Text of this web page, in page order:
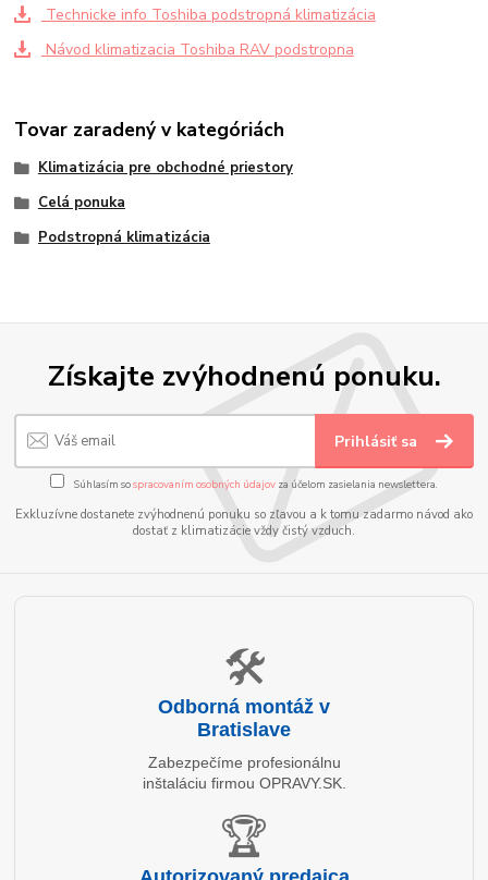
Technicke info Toshiba podstropná klimatizácia
Návod klimatizacia Toshiba RAV podstropna
Tovar zaradený v kategóriách
Klimatizácia pre obchodné priestory
Celá ponuka
Podstropná klimatizácia
Získajte zvýhodnenú ponuku.
Prihlásiť sa
Súhlasím sospracovaním osobných údajov za účelom zasielania newslettera.
Exkluzívne dostanete zvýhodnenú ponuku so zľavou a k tomu zadarmo návod ako
dostať z klimatizácie vždy čistý vzduch.
🛠️
Odborná montáž v
Bratislave
Zabezpečíme profesionálnu
inštaláciu firmou OPRAVY.SK.
🏆